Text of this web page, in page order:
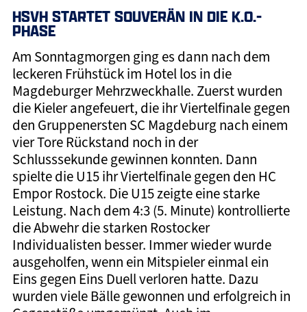
HSVH STARTET SOUVERÄN IN DIE K.O.-
PHASE
Am Sonntagmorgen ging es dann nach dem
leckeren Frühstück im Hotel los in die
Magdeburger Mehrzweckhalle. Zuerst wurden
die Kieler angefeuert, die ihr Viertelfinale gegen
den Gruppenersten SC Magdeburg nach einem
vier Tore Rückstand noch in der
Schlusssekunde gewinnen konnten. Dann
spielte die U15 ihr Viertelfinale gegen den HC
Empor Rostock. Die U15 zeigte eine starke
Leistung. Nach dem 4:3 (5. Minute) kontrollierte
die Abwehr die starken Rostocker
Individualisten besser. Immer wieder wurde
ausgeholfen, wenn ein Mitspieler einmal ein
Eins gegen Eins Duell verloren hatte. Dazu
wurden viele Bälle gewonnen und erfolgreich in